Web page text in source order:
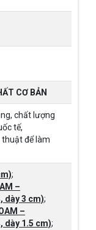
CƠ BẢN
chất lượng
tế,
để làm
;
–
dày 3 cm);
–
dày 1.5 cm);